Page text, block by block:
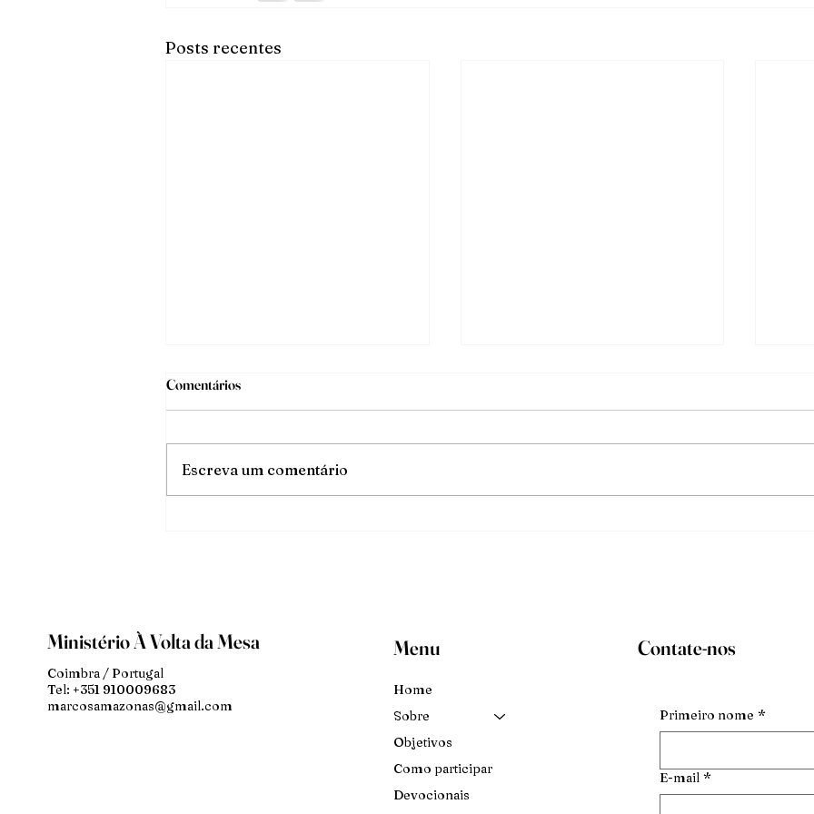
Posts recentes
Mude O
Comentários
Escreva um comentário
Ministério À Volta da Mesa
Coimbra / Portugal
Tel: +351 910009683
marcosamazonas@gmail.com
Menu
Home
Sobre
Objetivos
Como participar
Devocionais
Contate-nos
Primeiro nome *
E-mail *